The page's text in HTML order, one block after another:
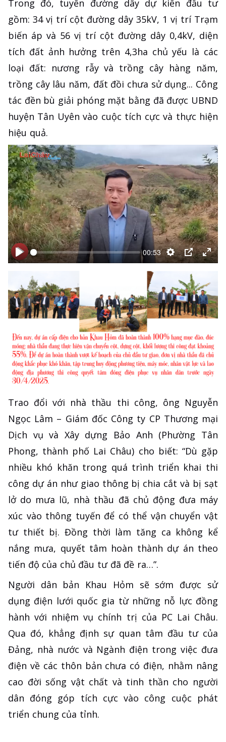
Trong đó, tuyến đường dây dự kiến đầu tư
gồm: 34 vị trí cột đường dây 35kV, 1 vị trí Trạm
biến áp và 56 vị trí cột đường dây 0,4kV, diện
tích đất ảnh hưởng trên 4,3ha chủ yếu là các
loại đất: nương rẫy và trồng cây hàng năm,
trồng cây lâu năm, đất đồi chưa sử dụng... Công
tác đền bù giải phóng mặt bằng đã được UBND
huyện Tân Uyên vào cuộc tích cực và thực hiện
hiệu quả.
Bắt
đầu
00:53
Thiết
lập
PIP
Bắt
đầu
Trao đổi với nhà thầu thi công, ông Nguyễn
Ngọc Lâm – Giám đốc Công ty CP Thương mại
Dịch vụ và Xây dựng Bảo Anh (Phường Tân
Phong, thành phố Lai Châu) cho biết: “Dù gặp
nhiều khó khăn trong quá trình triển khai thi
công dự án như giao thông bị chia cắt và bị sạt
lở do mưa lũ, nhà thầu đã chủ động đưa máy
xúc vào thông tuyến để có thể vận chuyển vật
tư thiết bị. Đồng thời làm tăng ca không kể
nắng mưa, quyết tâm hoàn thành dự án theo
tiến độ của chủ đầu tư đã đề ra…”.
Người dân bản Khau Hỏm sẽ sớm được sử
dụng điện lưới quốc gia từ những nỗ lực đồng
hành với nhiệm vụ chính trị của PC Lai Châu.
Qua đó, khẳng định sự quan tâm đầu tư của
Đảng, nhà nước và Ngành điện trong việc đưa
điện về các thôn bản chưa có điện, nhằm nâng
cao đời sống vật chất và tinh thần cho người
dân đóng góp tích cực vào công cuộc phát
triển chung của tỉnh.